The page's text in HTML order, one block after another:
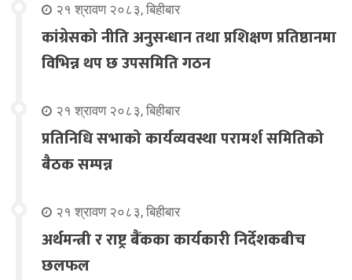
२१ श्रावण २०८३, बिहीबार
कांग्रेसको नीति अनुसन्धान तथा प्रशिक्षण प्रतिष्ठानमा
विभिन्न थप छ उपसमिति गठन
२१ श्रावण २०८३, बिहीबार
प्रतिनिधि सभाको कार्यव्यवस्था परामर्श समितिको
बैठक सम्पन्न
२१ श्रावण २०८३, बिहीबार
अर्थमन्त्री र राष्ट्र बैंकका कार्यकारी निर्देशकबीच
छलफल